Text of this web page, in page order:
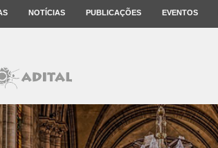
NOTÍCIAS PUBLICAÇÕES EVENTOS